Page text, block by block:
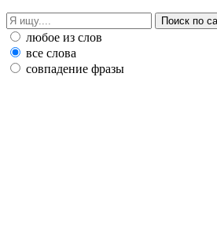
любое из слов
все слова
совпадение фразы